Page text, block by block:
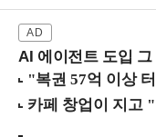
AI 에이전트 도입 그